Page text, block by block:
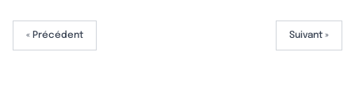
« Précédent Suivant »